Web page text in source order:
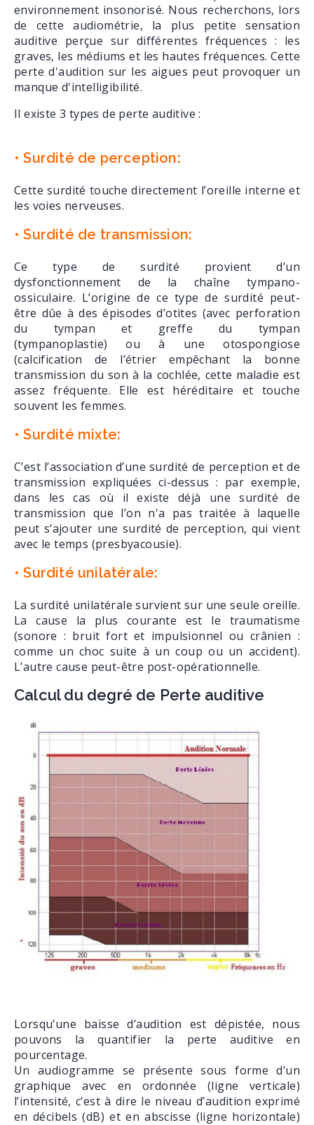
environnement insonorisé. Nous recherchons, lors
de cette audiométrie, la plus petite sensation
auditive perçue sur différentes fréquences : les
graves, les médiums et les hautes fréquences. Cette
perte d'audition sur les aigues peut provoquer un
manque d'intelligibilité.
Il existe 3 types de perte auditive :
• Surdité de perception:
Cette surdité touche directement l’oreille interne et
les voies nerveuses.
• Surdité de transmission:
Ce type de surdité provient d’un
dysfonctionnement de la chaîne tympano-
ossiculaire. L’origine de ce type de surdité peut-
être dûe à des épisodes d’otites (avec perforation
du tympan et greffe du tympan
(tympanoplastie) ou à une otospongiose
(calcification de l’étrier empêchant la bonne
transmission du son à la cochlée, cette maladie est
assez fréquente. Elle est héréditaire et touche
souvent les femmes.
• Surdité mixte:
C’est l’association d’une surdité de perception et de
transmission expliquées ci-dessus : par exemple,
dans les cas où il existe déjà une surdité de
transmission que l’on n'a pas traitée à laquelle
peut s’ajouter une surdité de perception, qui vient
avec le temps (presbyacousie).
• Surdité unilatérale:
La surdité unilatérale survient sur une seule oreille.
La cause la plus courante est le traumatisme
(sonore : bruit fort et impulsionnel ou crânien :
comme un choc suite à un coup ou un accident).
L’autre cause peut-être post-opérationnelle.
Calcul du degré de Perte auditive
Lorsqu’une baisse d’audition est dépistée, nous
pouvons la quantifier la perte auditive en
pourcentage.
Un audiogramme se présente sous forme d’un
graphique avec en ordonnée (ligne verticale)
l’intensité, c’est à dire le niveau d’audition exprimé
en décibels (dB) et en abscisse (ligne horizontale)